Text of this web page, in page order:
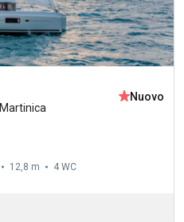
Martinica
Nuovo
12,8 m 4 WC